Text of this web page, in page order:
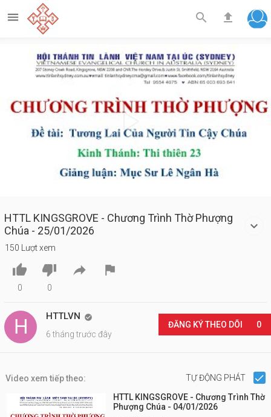
  
Play
HTTL KINGSGROVE - Chương Trình Thờ Phượng
Chúa - 25/01/2026
150 Lượt xem

0

0
 
HTTLVN 
6 tháng trước đây
ĐĂNG KÝ THEO DÕI 0
Video xem tiếp theo: TỰ ĐỘNG PHÁT
HTTL KINGSGROVE - Chương Trình Thờ
Phượng Chúa - 04/01/2026